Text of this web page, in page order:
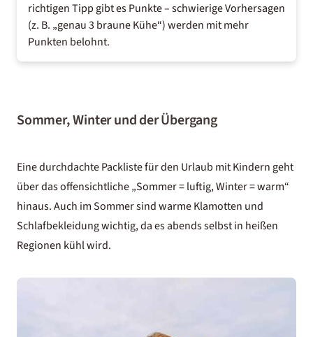
richtigen Tipp gibt es Punkte – schwierige Vorhersagen
(z. B. „genau 3 braune Kühe“) werden mit mehr
Punkten belohnt.
Sommer, Winter und der Übergang
Eine durchdachte Packliste für den Urlaub mit Kindern geht
über das offensichtliche „Sommer = luftig, Winter = warm“
hinaus. Auch im Sommer sind warme Klamotten und
Schlafbekleidung wichtig, da es abends selbst in heißen
Regionen kühl wird.